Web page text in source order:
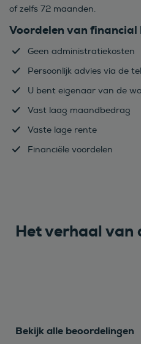
of zelfs 72 maanden.
Voordelen van financial
Geen administratiekosten
Persoonlijk advies via de
U bent eigenaar van de
Vast laag maandbedrag
Vaste lage rente
Financiële voordelen
Het verhaal van
Bekijk alle beoordelingen